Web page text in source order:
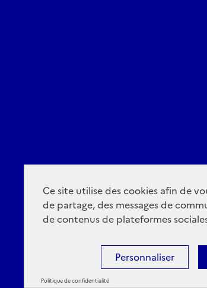
Ce site utilise des cookies afin de
de partage, des messages de
de contenus de plateformes
Personnaliser
Politique de confidentialité